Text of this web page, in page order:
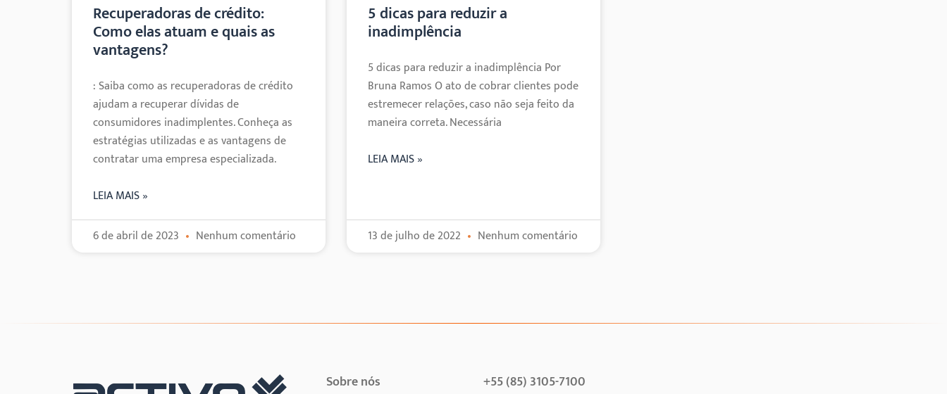
Recuperadoras de crédito:
Como elas atuam e quais as
vantagens?
: Saiba como as recuperadoras de crédito
ajudam a recuperar dívidas de
consumidores inadimplentes. Conheça as
estratégias utilizadas e as vantagens de
contratar uma empresa especializada.
LEIA MAIS »
6 de abril de 2023 Nenhum comentário
5 dicas para reduzir a
inadimplência
5 dicas para reduzir a inadimplência Por
Bruna Ramos O ato de cobrar clientes pode
estremecer relações, caso não seja feito da
maneira correta. Necessária
LEIA MAIS »
13 de julho de 2022 Nenhum comentário
Sobre nós +55 (85) 3105-7100